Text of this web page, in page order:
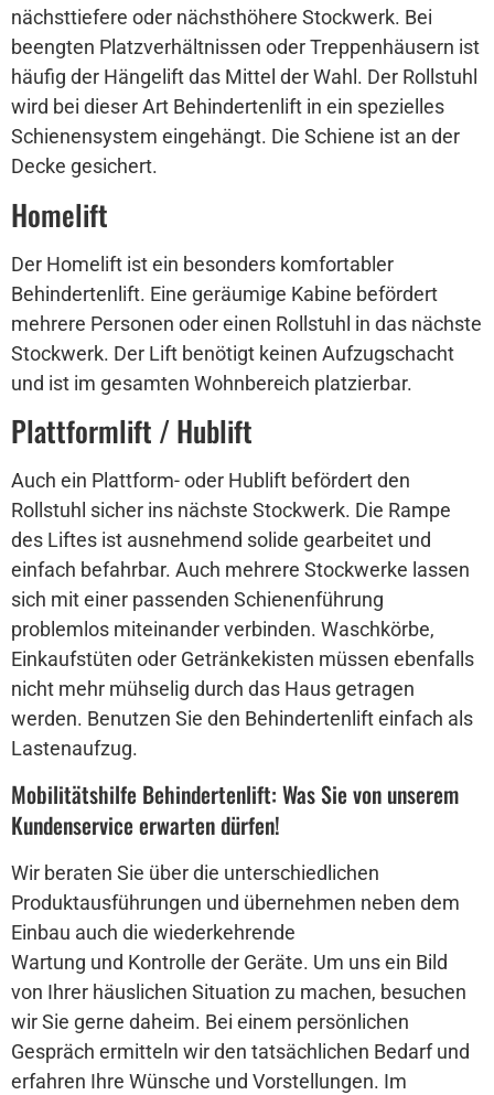
nächsttiefere oder nächsthöhere Stockwerk. Bei
beengten Platzverhältnissen oder Treppenhäusern ist
häufig der Hängelift das Mittel der Wahl. Der Rollstuhl
wird bei dieser Art Behindertenlift in ein spezielles
Schienensystem eingehängt. Die Schiene ist an der
Decke gesichert.
Homelift
Der Homelift ist ein besonders komfortabler
Behindertenlift. Eine geräumige Kabine befördert
mehrere Personen oder einen Rollstuhl in das nächste
Stockwerk. Der Lift benötigt keinen Aufzugschacht
und ist im gesamten Wohnbereich platzierbar.
Plattformlift / Hublift
Auch ein Plattform- oder Hublift befördert den
Rollstuhl sicher ins nächste Stockwerk. Die Rampe
des Liftes ist ausnehmend solide gearbeitet und
einfach befahrbar. Auch mehrere Stockwerke lassen
sich mit einer passenden Schienenführung
problemlos miteinander verbinden. Waschkörbe,
Einkaufstüten oder Getränkekisten müssen ebenfalls
nicht mehr mühselig durch das Haus getragen
werden. Benutzen Sie den Behindertenlift einfach als
Lastenaufzug.
Mobilitätshilfe Behindertenlift: Was Sie von unserem
Kundenservice erwarten dürfen!
Wir beraten Sie über die unterschiedlichen
Produktausführungen und übernehmen neben dem
Einbau auch die wiederkehrende
Wartung und Kontrolle der Geräte. Um uns ein Bild
von Ihrer häuslichen Situation zu machen, besuchen
wir Sie gerne daheim. Bei einem persönlichen
Gespräch ermitteln wir den tatsächlichen Bedarf und
erfahren Ihre Wünsche und Vorstellungen. Im